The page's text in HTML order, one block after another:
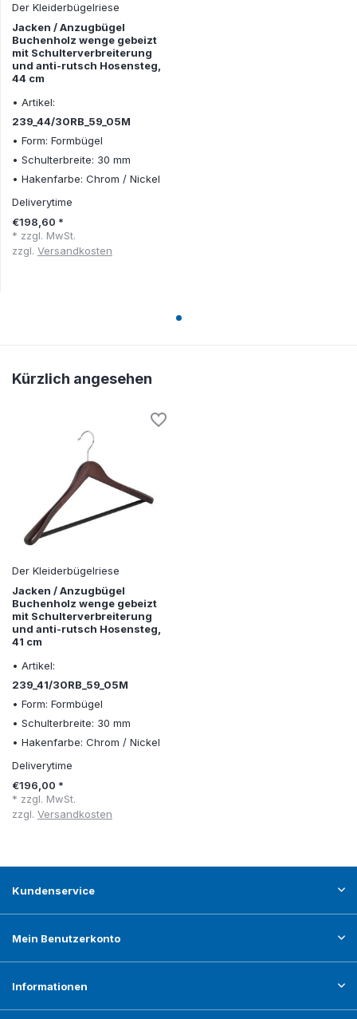
Der Kleiderbügelriese
Jacken / Anzugbügel
Buchenholz wenge gebeizt
mit Schulterverbreiterung
und anti-rutsch Hosensteg,
44 cm
• Artikel:
239_44/30RB_59_05M
• Form: Formbügel
• Schulterbreite: 30 mm
• Hakenfarbe: Chrom / Nickel
Deliverytime
€198,60 *
* zzgl. MwSt.
zzgl. Versandkosten
Kürzlich angesehen
Der Kleiderbügelriese
Jacken / Anzugbügel
Buchenholz wenge gebeizt
mit Schulterverbreiterung
und anti-rutsch Hosensteg,
41 cm
• Artikel:
239_41/30RB_59_05M
• Form: Formbügel
• Schulterbreite: 30 mm
• Hakenfarbe: Chrom / Nickel
Deliverytime
€196,00 *
* zzgl. MwSt.
zzgl. Versandkosten
Kundenservice
Mein Benutzerkonto
Informationen